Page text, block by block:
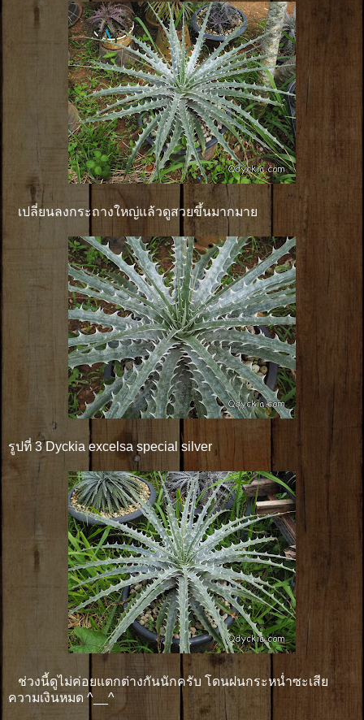
เปลี่ยนลงกระถางใหญ่แล้วดูสวยขึ้นมากมาย
รูปที่ 3 Dyckia excelsa special silver
ช่วงนี้ดูไม่ค่อยแตกต่างกันนักครับ โดนฝนกระหน่ำซะเสีย
ความเงินหมด ^__^